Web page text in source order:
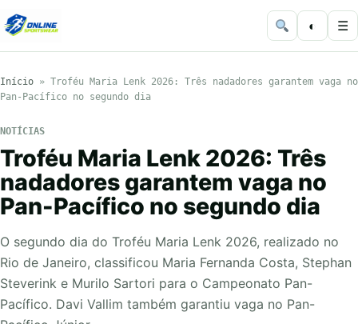
◐ ☰
Início » Troféu Maria Lenk 2026: Três nadadores garantem vaga no
Pan-Pacífico no segundo dia
NOTÍCIAS
Troféu Maria Lenk 2026: Três
nadadores garantem vaga no
Pan-Pacífico no segundo dia
O segundo dia do Troféu Maria Lenk 2026, realizado no
Rio de Janeiro, classificou Maria Fernanda Costa, Stephan
Steverink e Murilo Sartori para o Campeonato Pan-
Pacífico. Davi Vallim também garantiu vaga no Pan-